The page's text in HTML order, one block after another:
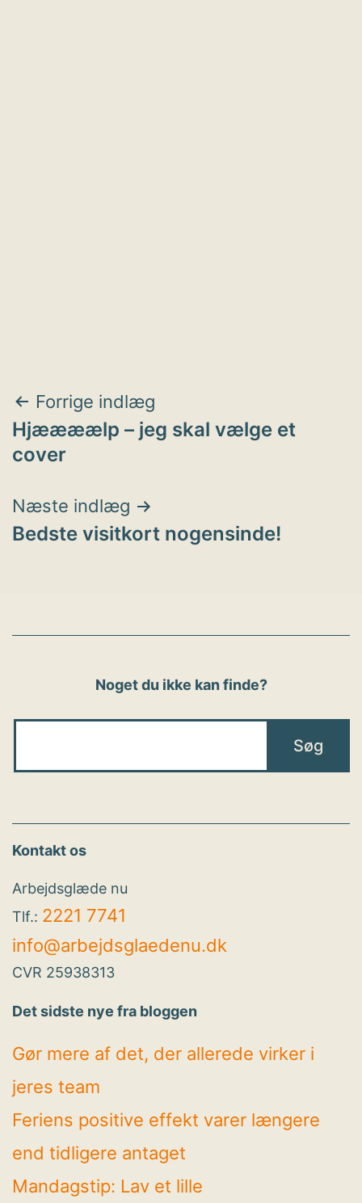
Indlægsnavigation
Forrige indlæg
Hjæææælp – jeg skal vælge et
cover
Næste indlæg
Bedste visitkort nogensinde!
Noget du ikke kan finde?
Kontakt os
Arbejdsglæde nu
Tlf.: 2221 7741
info@arbejdsglaedenu.dk
CVR 25938313
Det sidste nye fra bloggen
Gør mere af det, der allerede virker i
jeres team
Feriens positive effekt varer længere
end tidligere antaget
Mandagstip: Lav et lille